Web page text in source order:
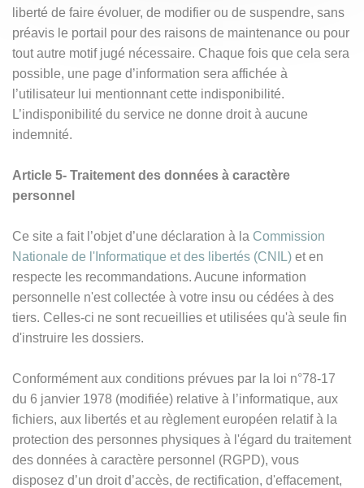
liberté de faire évoluer, de modifier ou de suspendre, sans
préavis le portail pour des raisons de maintenance ou pour
tout autre motif jugé nécessaire. Chaque fois que cela sera
possible, une page d’information sera affichée à
l’utilisateur lui mentionnant cette indisponibilité.
L’indisponibilité du service ne donne droit à aucune
indemnité.
Article 5- Traitement des données à caractère
personnel
Ce site a fait l’objet d’une déclaration à la Commission
Nationale de l'Informatique et des libertés (CNIL) et en
respecte les recommandations. Aucune information
personnelle n'est collectée à votre insu ou cédées à des
tiers. Celles-ci ne sont recueillies et utilisées qu'à seule fin
d'instruire les dossiers.
Conformément aux conditions prévues par la loi n°78-17
du 6 janvier 1978 (modifiée) relative à l’informatique, aux
fichiers, aux libertés et au règlement européen relatif à la
protection des personnes physiques à l'égard du traitement
des données à caractère personnel (RGPD), vous
disposez d’un droit d’accès, de rectification, d'effacement,